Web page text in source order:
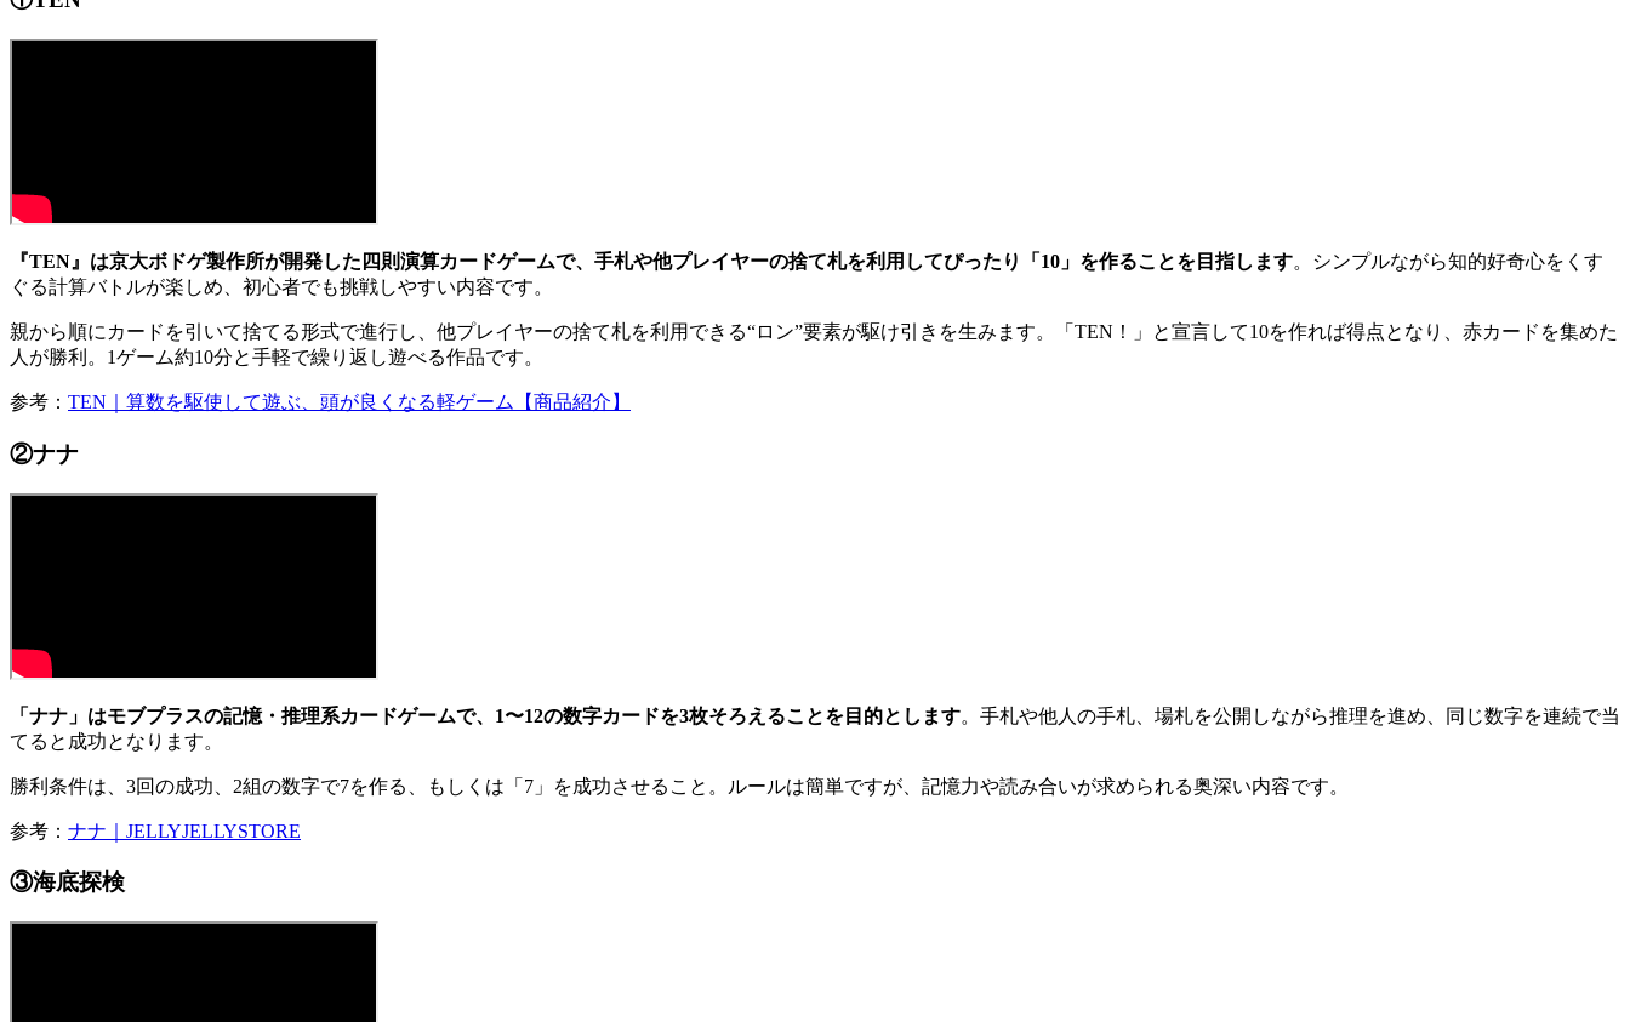
『TEN』は京大ボドゲ製作所が開発した四則演算カードゲームで、手札や他プレイヤーの捨て札を利用してぴったり「10」を作ることを目指します。シンプルながら知的好奇心をくす
ぐる計算バトルが楽しめ、初心者でも挑戦しやすい内容です。
親から順にカードを引いて捨てる形式で進行し、他プレイヤーの捨て札を利用できる“ロン”要素が駆け引きを生みます。「TEN！」と宣言して10を作れば得点となり、赤カードを集めた
人が勝利。1ゲーム約10分と手軽で繰り返し遊べる作品です。
参考： TEN｜算数を駆使して遊ぶ、頭が良くなる軽ゲーム【商品紹介】
②ナナ
「ナナ」はモブプラスの記憶・推理系カードゲームで、1〜12の数字カードを3枚そろえることを目的とします。手札や他人の手札、場札を公開しながら推理を進め、同じ数字を連続で当
てると成功となります。
勝利条件は、3回の成功、2組の数字で7を作る、もしくは「7」を成功させること。ルールは簡単ですが、記憶力や読み合いが求められる奥深い内容です。
参考： ナナ｜JELLYJELLYSTORE
③海底探検